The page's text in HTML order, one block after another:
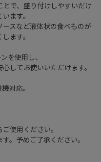
で、盛り付けしやすいだけ
ます。
スなど液体状の食べものが
ます。
を使用し、
してお使いいただけます。
対応。
使用ください。
。予めご了承ください。